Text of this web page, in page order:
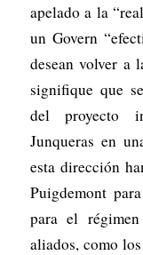
apelado a la
un Govern
desean volver a
signifique que
del proyecto
Junqueras en
esta dirección
Puigdemont
para el
aliados, como